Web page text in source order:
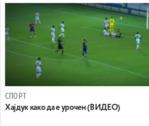
СПОРТ
Хајдук како да е урочен (ВИДЕО)